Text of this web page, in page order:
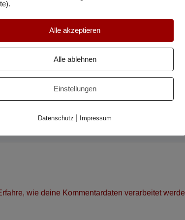
wie deine Kommentardaten verarbeitet
Alle akzeptieren
Alle ablehnen
Einstellungen
Datenschutz Impressum